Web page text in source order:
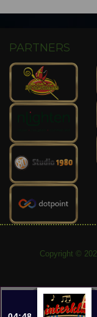
PARTNERS
Copyright ©